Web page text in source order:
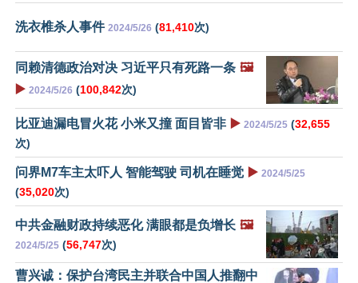
洗衣椎杀人事件 2024/5/26 (81,410次)
同赖清德政治对决 习近平只有死路一条 🖼️
▶️ 2024/5/26 (100,842次)
比亚迪漏电冒火花 小米又撞 面目皆非 ▶️ 2024/5/25 (32,655
次)
问界M7车主太吓人 智能驾驶 司机在睡觉 ▶️ 2024/5/25
(35,020次)
中共金融财政持续恶化 满眼都是负增长 🖼️
2024/5/25 (56,747次)
曹兴诚：保护台湾民主并联合中国人推翻中